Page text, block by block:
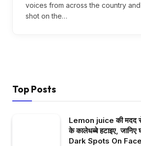
voices from across the country
shot on the…
Top Posts
Lemon juice की मदद
के कालेधब्बे हटाइए,
Dark Spots On Face